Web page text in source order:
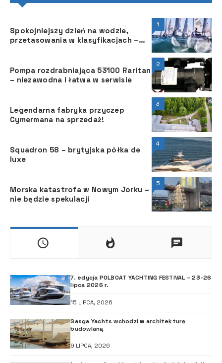
1
Spokojniejszy dzień na wodzie,
przetasowania w klasyfikacjach –
2
Pompa rozdrabniająca 53100 Raritan
– niezawodna i łatwa w serwisie
3
Legendarna fabryka przyczep
Cymermana na sprzedaż!
4
Squadron 58 – brytyjska półka de
luxe
5
Morska katastrofa w Nowym Jorku –
nie będzie spekulacji
7. edycja POLBOAT YACHTING FESTIVAL – 23-26
lipca 2026 r.
15 LIPCA, 2026
Sasga Yachts wchodzi w architekturę
budowlaną
9 LIPCA, 2026